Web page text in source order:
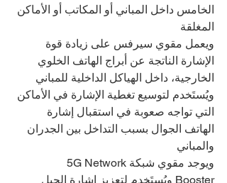
الخامس داخل المباني أو المكاتب أو الأماكن
المغلقة
ويعمل مقوي سيرفس على زيادة قوة
الإشارة الناتجة عن أبراج الهاتف الخلوي
الخارجية، داخل الهياكل الداخلية للمباني
ويُستَخدم لتوسيع تغطية الإشارة في الأماكن
التي تواجه صعوبة في استقبال إشارة
الهاتف الجوال بسبب التداخل بين الجدران
والمباني
ويوجد مقوي شبكة5G Network
Booster ويُستَخدم لتعزيز إشارة الجيل